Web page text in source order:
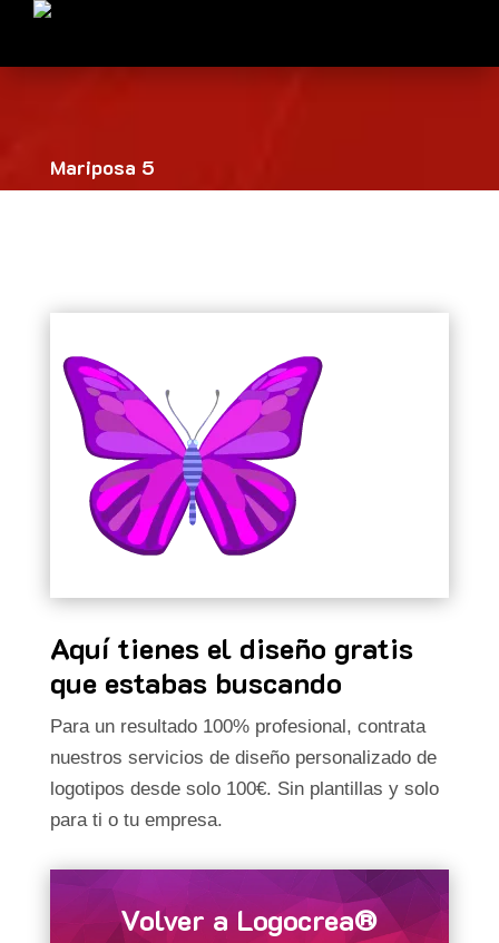
Mariposa 5
Aquí tienes el diseño gratis
que estabas buscando
Para un resultado 100% profesional, contrata
nuestros servicios de diseño personalizado de
logotipos desde solo 100€. Sin plantillas y solo
para ti o tu empresa.
Volver a Logocrea®